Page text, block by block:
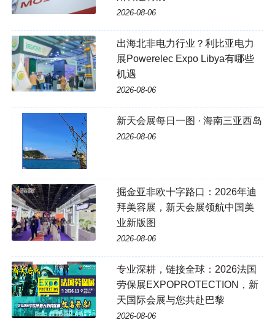
2026-08-06
出海北非电力行业？利比亚电力
展Powerelec Expo Libya有哪些
机遇
2026-08-06
新天会展每日一图 · 海南三亚西岛
2026-08-06
掘金亚非欧十字路口：2026年迪
拜美容展，新天会展领航中国美
业新版图
2026-08-06
专业深耕，链接全球：2026法国
劳保展EXPOPROTECTION，新
天国际会展与您共赴巴黎
2026-08-06